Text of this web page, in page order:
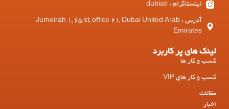
اینستاگرام : dubiati
آدرس : Jumeirah 1, 65 st, office 21, Dubai United Arab
Emirates
لینک های پر کاربرد
کسب و کار ها
کسب و کار های VIP
مقالات
اخبار